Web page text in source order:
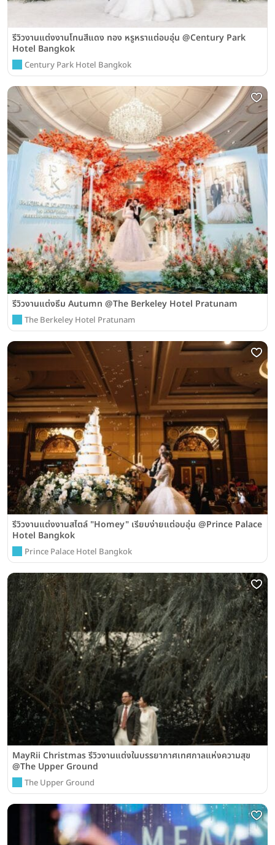
รีวิวงานแต่งงานโทนสีแดง ทอง หรูหราแต่อบอุ่น @Century Park
Hotel Bangkok
Century Park Hotel Bangkok
รีวิวงานแต่งธีม Autumn @The Berkeley Hotel Pratunam
The Berkeley Hotel Pratunam
รีวิวงานแต่งงานสไตล์ "Homey" เรียบง่ายแต่อบอุ่น @Prince Palace
Hotel Bangkok
Prince Palace Hotel Bangkok
MayRii Christmas รีวิวงานแต่งในบรรยากาศเทศกาลแห่งความสุข
@The Upper Ground
The Upper Ground